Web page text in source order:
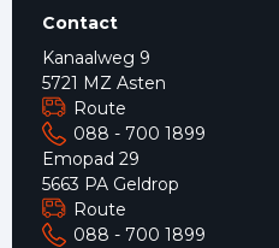
Contact
Kanaalweg 9
5721 MZ Asten
Route
088 - 700 1899
Emopad 29
5663 PA Geldrop
Route
088 - 700 1899